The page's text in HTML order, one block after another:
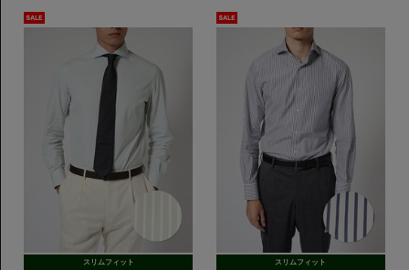
スリムフィット スリムフィット